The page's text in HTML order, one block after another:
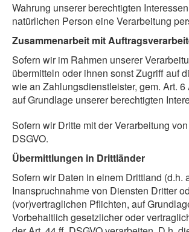
Wahrung unserer berechtigten
natürlichen Person eine Verarbeitung
Zusammenarbeit mit
Sofern wir im Rahmen unserer
übermitteln oder ihnen sonst Zugriff auf
wie an Zahlungsdienstleister, gem. Art.
auf Grundlage unserer berechtigten
Sofern wir Dritte mit der Verarbeitung
DSGVO.
Übermittlungen in Drittländer
Sofern wir Daten in einem Drittland
Inanspruchnahme von Diensten Dritter
(vor)vertraglichen Pflichten, auf
Vorbehaltlich gesetzlicher oder